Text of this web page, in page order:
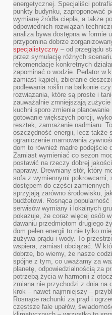
energetycznej. Specjaliści
punkty budynku, zaproponować
wymianę źródła ciepła, a także
odpowiednich rozwiązań
analiza bywa dostępna w formie
przypomina dobrze
specjalistyczny – od przeglądu
przez symulację różnych
rekomendacje konkretnych
zapominać o wodzie. Perlator w
zamiast kąpieli, zbieranie
podlewania roślin na balkonie
rozwiązania, które są proste i
zauważalnie zmniejszają zużycie
kuchni sporo zmienia planowanie
gotowanie większych porcji,
resztek, zamrażanie nadmiaru.
oszczędność energii, lecz także
ograniczenie marnowania
dom to również mądre podejście
Zamiast wymieniać co sezon
postawić na rzeczy dobrej
naprawy. Drewniany stół, który
sofa z wymiennymi pokrowcami,
dostępem do części zamiennych
sprzyjają zarówno środowisku,
budżetowi. Rosnąca popularność
serwisów wymiany i lokalnych
pokazuje, że coraz więcej osób
dawaniu przedmiotom drugiego
dom pełen energii to nie tylko
zużywa prądu i wody. To
wspiera, zamiast obciążać. W
dobrze, bo wiemy, że nasze
spójne z tym, co uważamy za
planetę, odpowiedzialnością za
potrzebą życia w harmonii z
zmiana nie przychodzi z dnia na
krok – nawet najmniejszy –
Rosnące rachunki za prąd i
częstsze fale upałów,